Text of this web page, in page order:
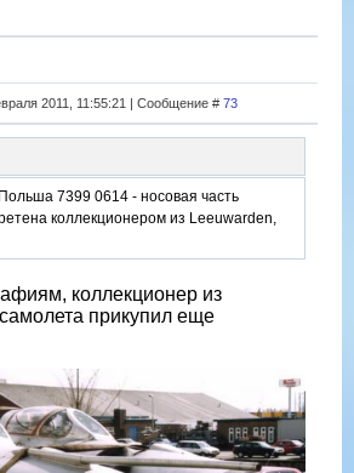
2011, 11:55:21 | Сообщение # 73
7399 0614 - носовая часть
коллекционером из Leeuwarden,
коллекционер из
прикупил еще